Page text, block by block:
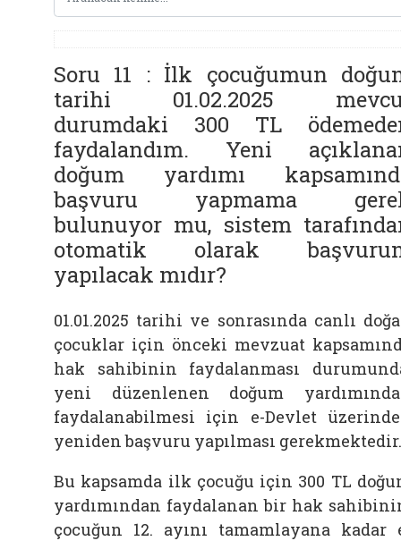
Soru 11 : İlk çocuğumun
tarihi 01.02.2025
durumdaki 300 TL
faydalandım. Yeni
doğum yardımı
başvuru yapmama
bulunuyor mu, sistem
otomatik olarak
yapılacak mıdır?
01.01.2025 tarihi ve sonrasında canlı
çocuklar için önceki mevzuat
hak sahibinin faydalanması
yeni düzenlenen doğum
faydalanabilmesi için e-Devlet
yeniden başvuru yapılması gerekmektedir.
Bu kapsamda ilk çocuğu için 300 TL
yardımından faydalanan bir hak
çocuğun 12. ayını tamamlayana kadar